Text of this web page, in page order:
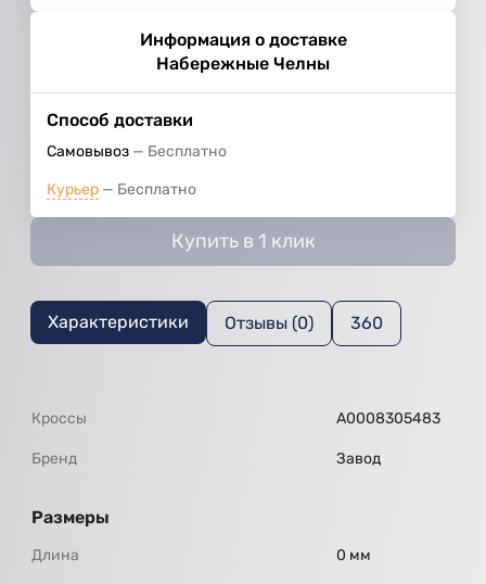
Информация о доставке
Набережные Челны
Способ доставки
Самовывоз Бесплатно
Курьер Бесплатно
Купить в 1 клик
Характеристики Отзывы (0) 360
Кроссы A0008305483
Бренд Завод
Размеры
Длина 0 мм